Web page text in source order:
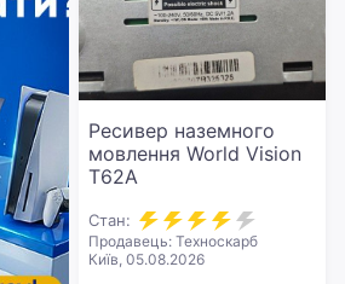
Ресивер наземного
мовлення World Vision
T62A
Стан:
Продавець: Техноскарб
Київ, 05.08.2026